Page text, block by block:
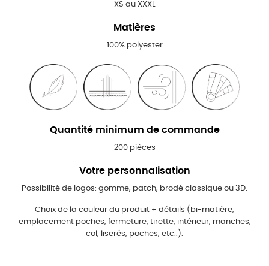
XS au XXXL
Matières
100% polyester
Quantité minimum de commande
200 pièces
Votre personnalisation
Possibilité de logos: gomme, patch, brodé classique ou 3D.
Choix de la couleur du produit + détails (bi-matière,
emplacement poches, fermeture, tirette, intérieur, manches,
col, liserés, poches, etc..).